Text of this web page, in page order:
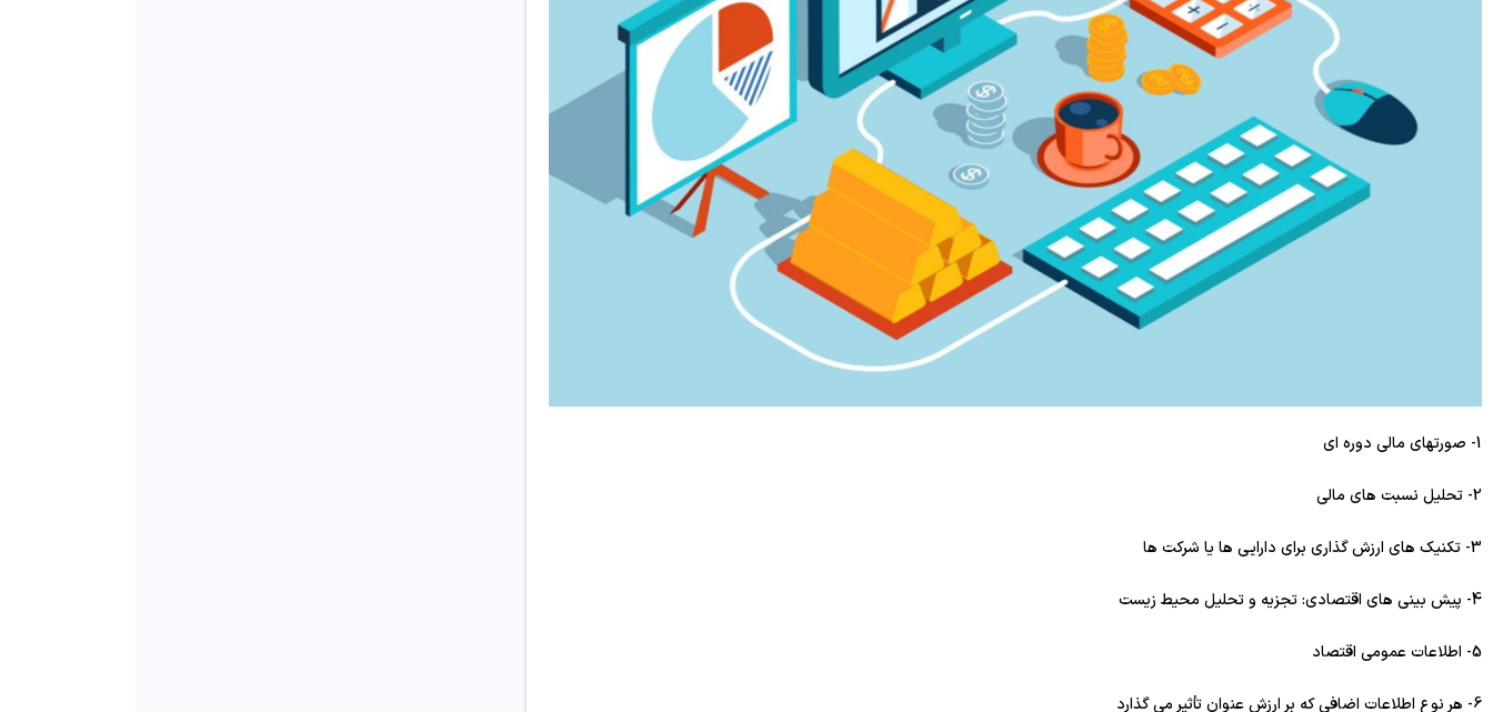
1- صورتهای مالی دوره ای
2- تحلیل نسبت های مالی
3- تکنیک های ارزش گذاری برای دارایی ها یا شرکت ها
4- پیش بینی های اقتصادی: تجزیه و تحلیل محیط زیست
5- اطلاعات عمومی اقتصاد
6- هر نوع اطلاعات اضافی که بر ارزش عنوان تأثیر می گذارد